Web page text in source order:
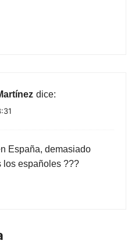
dice:
España, demasiado
los españoles ???